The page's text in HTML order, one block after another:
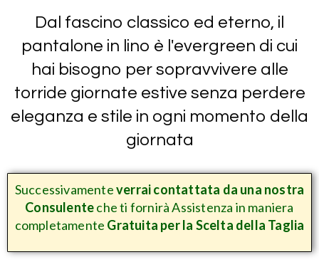
Dal fascino classico ed eterno, il
pantalone in lino è l'evergreen di cui
hai bisogno per sopravvivere alle
torride giornate estive senza perdere
eleganza e stile in ogni momento della
giornata
Successivamenteverrai contattata da una nostra
Consulenteche ti fornirà Assistenza in maniera
completamente Gratuita per la Scelta della Taglia